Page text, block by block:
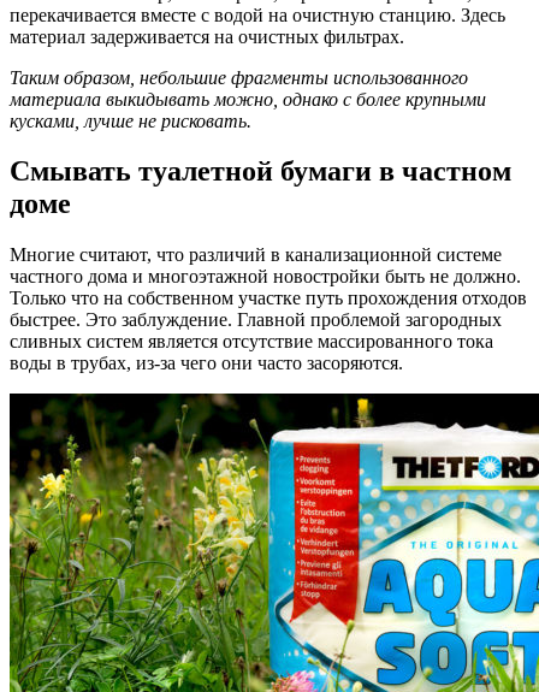
перекачивается вместе с водой на очистную станцию. Здесь
материал задерживается на очистных фильтрах.
Таким образом, небольшие фрагменты использованного
материала выкидывать можно, однако с более крупными
кусками, лучше не рисковать.
Смывать туалетной бумаги в частном
доме
Многие считают, что различий в канализационной системе
частного дома и многоэтажной новостройки быть не должно.
Только что на собственном участке путь прохождения отходов
быстрее. Это заблуждение. Главной проблемой загородных
сливных систем является отсутствие массированного тока
воды в трубах, из-за чего они часто засоряются.